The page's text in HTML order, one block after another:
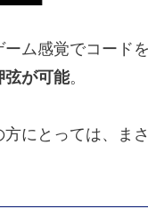
ム感覚でコード
弦が可能。
にとっては、ま